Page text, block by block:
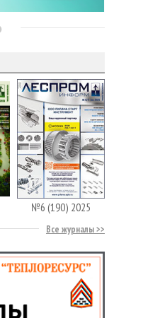
№6 (190) 2025
Все журналы